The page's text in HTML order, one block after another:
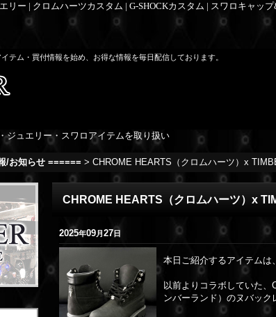
リー | クロムハーツカスタム | G-SHOCKカスタム | スワロキャ
テム・買付情報を始め、お得な情報を毎日配信しております。
ジュエリー・スワロアイテムを取り扱い
/お知らせ ====== > CHROME HEARTS（クロムハーツ）x
CHROME HEARTS（クロムハーツ）x
2025年09月27日
本日ご紹介するアイテムは
以前よりコラボしていた
ンバーランド）のヌバッ